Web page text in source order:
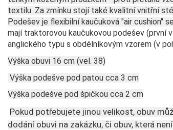
textilu. Za zmínku stojí také kvalitní vnitřní
Podešev je flexibilní kaučuková "air cushion"
mají traktorovou kaučukovou podešev (první
anglického typu s obdélníkovým vzorem (v
Výška obuvi 16 cm (vel. 38)
Výška podešve pod patou cca 3 cm
Výška podešve pod špičkou cca 2 cm
Pokud potřebujete jinou velikost, obuv
dodání obuvi na zakázku, či obuv, která